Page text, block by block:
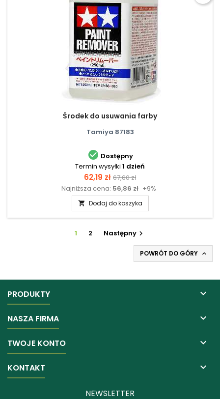
Środek do usuwania farby
Tamiya 87183
 Dostępny
Termin wysyłki 1 dzień
Cena
62,19 zł Cena
podstawowa
67,60 zł
Najniższa cena: 56,86 zł +9%
 Dodaj do koszyka
1 2 Następny 
POWRÓT DO GÓRY 
PRODUKTY 
NASZA FIRMA 
TWOJE KONTO 
KONTAKT 
NEWSLETTER